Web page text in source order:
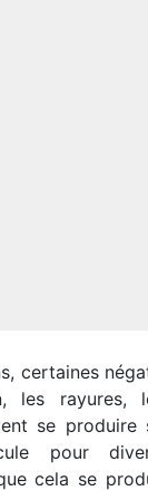
certaines
les rayures,
se
pour
cela se